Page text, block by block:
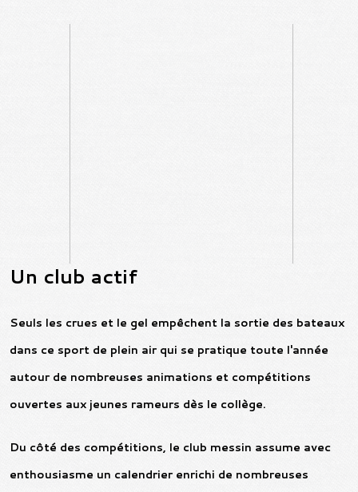
Un club actif
Seuls les crues et le gel empêchent la sortie des bateaux
dans ce sport de plein air qui se pratique toute l'année
autour de nombreuses animations et compétitions
ouvertes aux jeunes rameurs dès le collège.
Du côté des compétitions, le club messin assume avec
enthousiasme un calendrier enrichi de nombreuses